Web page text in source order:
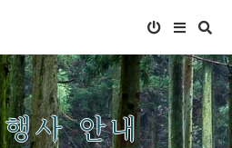
사 안내